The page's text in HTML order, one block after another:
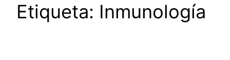
Etiqueta: Inmunología